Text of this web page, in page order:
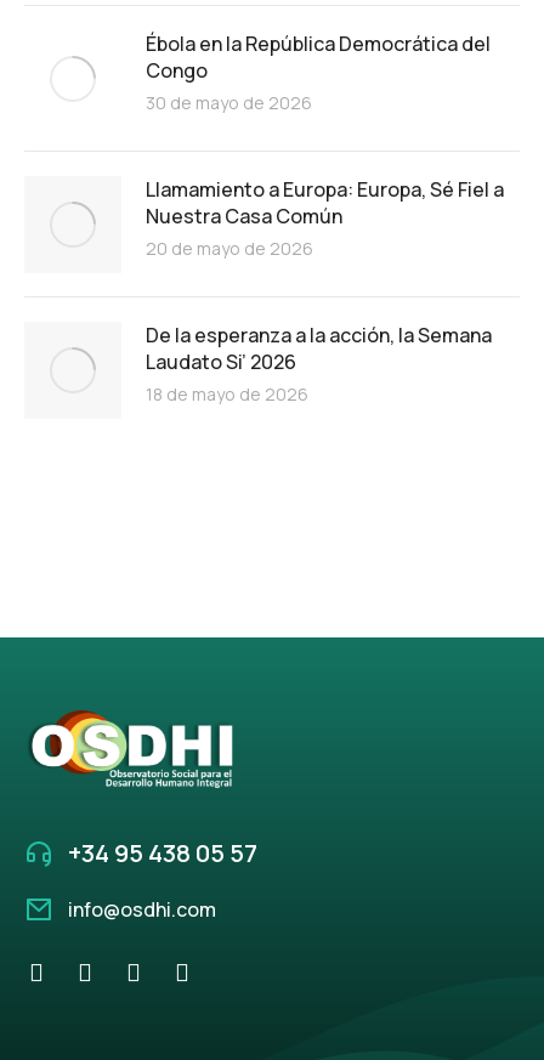
Ébola en la República Democrática del
Congo
30 de mayo de 2026
Llamamiento a Europa: Europa, Sé Fiel a
Nuestra Casa Común
20 de mayo de 2026
De la esperanza a la acción, la Semana
Laudato Si’ 2026
18 de mayo de 2026
+34 95 438 05 57
info@osdhi.com